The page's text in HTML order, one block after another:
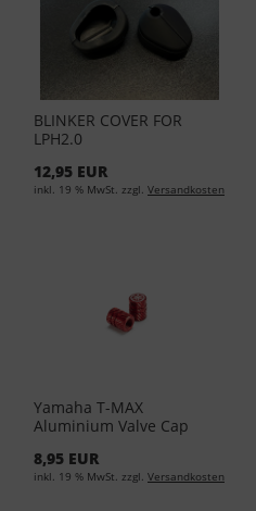
BLINKER COVER FOR
LPH2.0
12,95 EUR
inkl. 19 % MwSt. zzgl. Versandkosten
Yamaha T-MAX
Aluminium Valve Cap
8,95 EUR
inkl. 19 % MwSt. zzgl. Versandkosten